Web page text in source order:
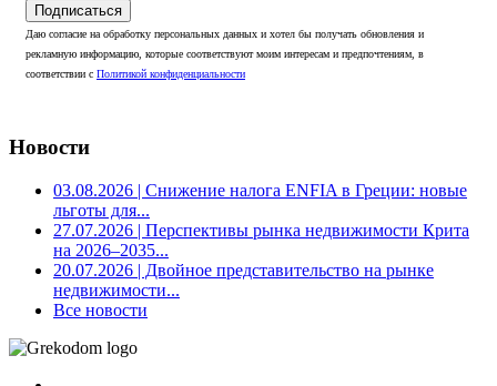
Подписаться
Даю согласие на обработку персональных данных и хотел бы получать обновления и
рекламную информацию, которые соответствуют моим интересам и предпочтениям, в
соответствии с Политикой конфиденциальности
Новости
03.08.2026 | Снижение налога ENFIA в Греции: новые
льготы для...
27.07.2026 | Перспективы рынка недвижимости Крита
на 2026–2035...
20.07.2026 | Двойное представительство на рынке
недвижимости...
Все новости